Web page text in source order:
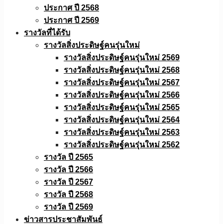
ประกาศ ปี 2568
ประกาศ ปี 2569
รางวัลที่ได้รับ
รางวัลสิ่งประดิษฐ์คนรุ่นใหม่
รางวัลสิ่งประดิษฐ์คนรุ่นใหม่ 2569
รางวัลสิ่งประดิษฐ์คนรุ่นใหม่ 2568
รางวัลสิ่งประดิษฐ์คนรุ่นใหม่ 2567
รางวัลสิ่งประดิษฐ์คนรุ่นใหม่ 2566
รางวัลสิ่งประดิษฐ์คนรุ่นใหม่ 2565
รางวัลสิ่งประดิษฐ์คนรุ่นใหม่ 2564
รางวัลสิ่งประดิษฐ์คนรุ่นใหม่ 2563
รางวัลสิ่งประดิษฐ์คนรุ่นใหม่ 2562
รางวัล ปี 2565
รางวัล ปี 2566
รางวัล ปี 2567
รางวัล ปี 2568
รางวัล ปี 2569
ข่าวสารประชาสัมพันธ์